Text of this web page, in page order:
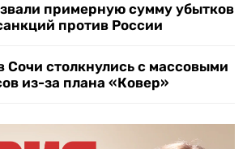
примерную сумму убытков
против России
столкнулись с массовыми
из-за плана «Ковер»